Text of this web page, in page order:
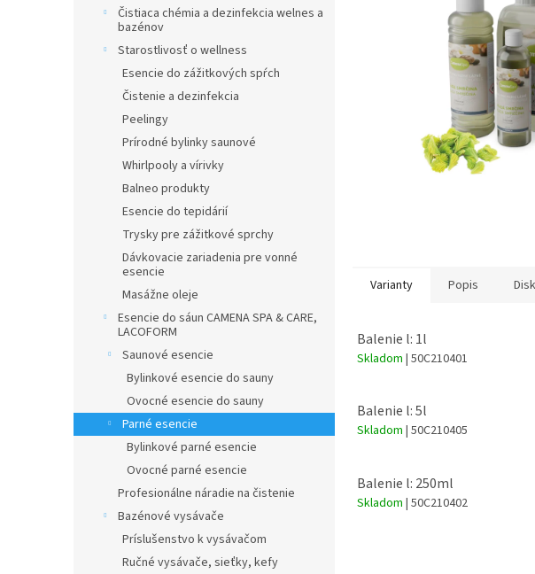
Čistiaca chémia a dezinfekcia welnes a
bazénov
Starostlivosť o wellness
Esencie do zážitkových spŕch
Čistenie a dezinfekcia
Peelingy
Prírodné bylinky saunové
Whirlpooly a vírivky
Balneo produkty
Esencie do tepidárií
Trysky pre zážitkové sprchy
Dávkovacie zariadenia pre vonné
esencie
Masážne oleje
Esencie do sáun CAMENA SPA & CARE,
LACOFORM
Saunové esencie
Bylinkové esencie do sauny
Ovocné esencie do sauny
Parné esencie
Bylinkové parné esencie
Ovocné parné esencie
Profesionálne náradie na čistenie
Bazénové vysávače
Príslušenstvo k vysávačom
Ručné vysávače, sieťky, kefy
Varianty Popis
Balenie l: 1l
Skladom | 50C210401
Balenie l: 5l
Skladom | 50C210405
Balenie l: 250ml
Skladom | 50C210402